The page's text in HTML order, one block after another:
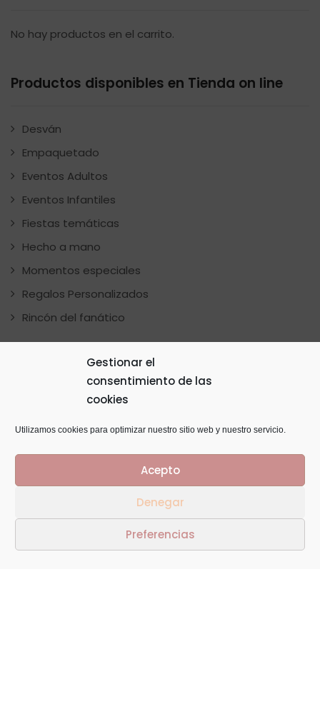
Gestionar el
consentimiento de las
cookies
Utilizamos cookies para optimizar nuestro sitio web y nuestro servicio.
Acepto
Denegar
Preferencias
No hay productos en el carrito.
Productos disponibles en Tienda on line
Desván
Empaquetado
Eventos Adultos
Eventos Infantiles
Fiestas temáticas
Hecho a mano
Momentos especiales
Regalos Personalizados
Rincón del fanático
Flamenca
Haz clic para aceptar cookies de
marketing y permitir este contenido